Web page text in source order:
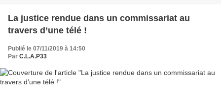
La justice rendue dans un commissariat au
travers d’une télé !
Publié le 07/11/2019 à 14:50
Par C.L.A.P33